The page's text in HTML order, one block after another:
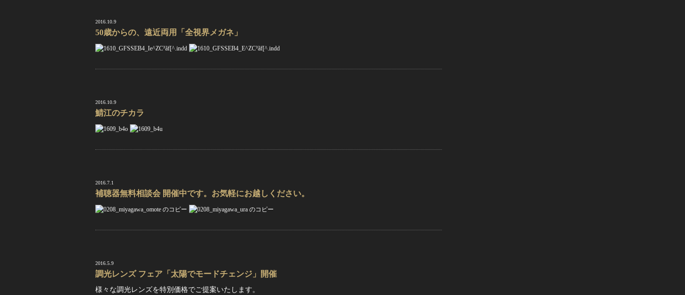
2016.10.9
50歳からの、遠近両用「全視界メガネ」
2016.10.9
鯖江のチカラ
2016.7.1
補聴器無料相談会 開催中です。お気軽にお越しください。
2016.5.9
調光レンズ フェア「太陽でモードチェンジ」開催
様々な調光レンズを特別価格でご提案いたします。